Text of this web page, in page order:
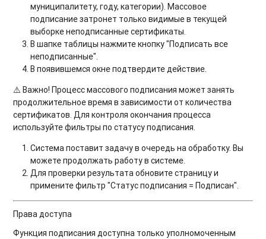
муниципалитету, году, категории). Массовое
подписание затронет только видимые в текущей
выборке неподписанные сертификаты.
В шапке таблицы нажмите кнопку "Подписать все
неподписанные".
В появившемся окне подтвердите действие.
⚠️ Важно! Процесс массового подписания может занять
продолжительное время в зависимости от количества
сертификатов. Для контроля окончания процесса
используйте фильтры по статусу подписания.
Система поставит задачу в очередь на обработку. Вы
можете продолжать работу в системе.
Для проверки результата обновите страницу и
примените фильтр "Статус подписания = Подписан".
Права доступа
Функция подписания доступна только уполномоченным